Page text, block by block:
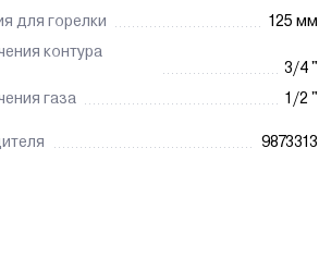
для горелки
125 мм
контура
3/4 "
газа
1/2 "
9873313